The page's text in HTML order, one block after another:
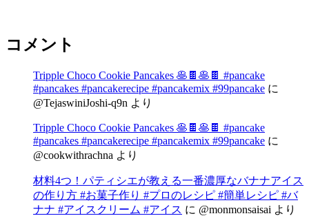
コメント
Tripple Choco Cookie Pancakes 🥞🍫🥞🍫 #pancake
#pancakes #pancakerecipe #pancakemix #99pancake に
@TejaswiniJoshi-q9n より
Tripple Choco Cookie Pancakes 🥞🍫🥞🍫 #pancake
#pancakes #pancakerecipe #pancakemix #99pancake に
@cookwithrachna より
材料4つ！パティシエが教える一番濃厚なバナナアイス
の作り方 #お菓子作り #プロのレシピ #簡単レシピ #バ
ナナ #アイスクリーム #アイス に @monmonsaisai より